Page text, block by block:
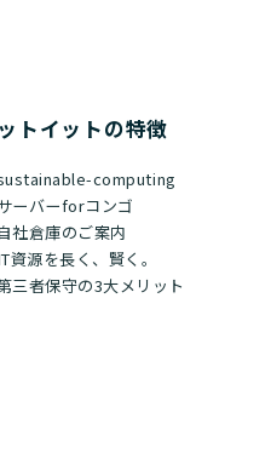
トイットの特徴
computing
ーバーforコンゴ
社倉庫のご案内
資源を長く、賢く。
三者保守の3大メリット